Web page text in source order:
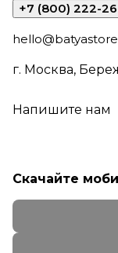
+7 (800) 222-
г. Москва,
Напишите нам
Скачайте